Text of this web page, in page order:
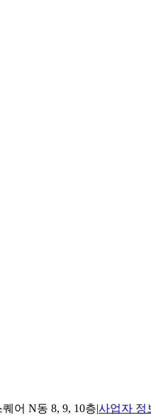
어 N동 8, 9, 10층|사업자 정